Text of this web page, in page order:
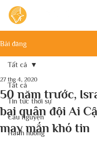
Bài đăng
Tất cả
Tin tức thời sự
Cầu nguyện
Hành hương
Tất cả
50 năm trước,
bại quân đội Ai
may mắn khó tin
27 thg 4, 2020